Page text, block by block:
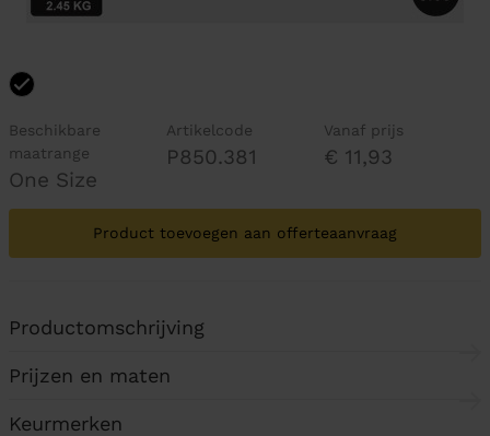
Beschikbare
maatrange
One Size
Artikelcode
P850.381
Vanaf prijs
€ 11,93
Product toevoegen aan offerteaanvraag
Productomschrijving
Prijzen en maten
Keurmerken